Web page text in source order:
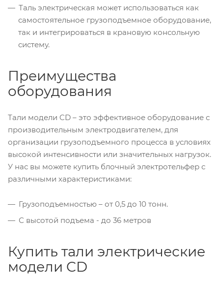
Таль электрическая может использоваться как
самостоятельное грузоподъемное оборудование,
так и интегрироваться в крановую консольную
систему.
Преимущества
оборудования
Тали модели CD – это эффективное оборудование с
производительным электродвигателем, для
организации грузоподъемного процесса в условиях
высокой интенсивности или значительных нагрузок.
У нас вы можете купить блочный электротельфер с
различными характеристиками:
Грузоподъемностью – от 0,5 до 10 тонн.
С высотой подъема - до 36 метров
Купить тали электрические
модели CD